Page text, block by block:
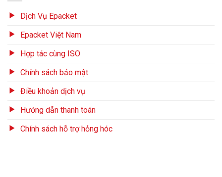
Dịch Vụ Epacket
Epacket Việt Nam
Hợp tác cùng ISO
Chính sách bảo mật
Điều khoản dịch vụ
Hướng dẫn thanh toán
Chính sách hỗ trợ hỏng hóc